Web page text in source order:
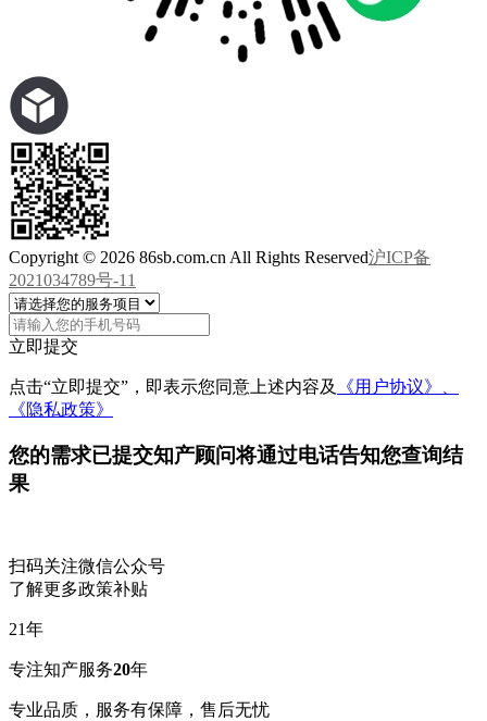
Copyright © 2026 86sb.com.cn All Rights Reserved沪ICP备
2021034789号-11
立即提交
点击“立即提交”，即表示您同意上述内容及
《用户协议》、
《隐私政策》
您的需求已提交知产顾问将通过电话告知您查询结
果
扫码关注微信公众号
了解更多政策补贴
21年
专注知产服务20年
专业品质，服务有保障，售后无忧